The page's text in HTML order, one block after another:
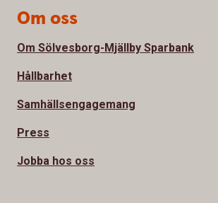
Om oss
Om Sölvesborg-Mjällby Sparbank
Hållbarhet
Samhällsengagemang
Press
Jobba hos oss